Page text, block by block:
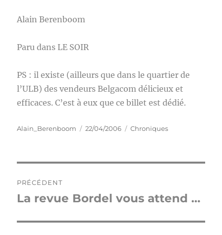
Alain Berenboom
Paru dans LE SOIR
PS : il existe (ailleurs que dans le quartier de
l’ULB) des vendeurs Belgacom délicieux et
efficaces. C’est à eux que ce billet est dédié.
Auteur
Alain_Berenboom
Publié
22/04/2006 Catégories
Chroniques
de
PRÉCÉDENT
Publication
La revue Bordel vous attend …